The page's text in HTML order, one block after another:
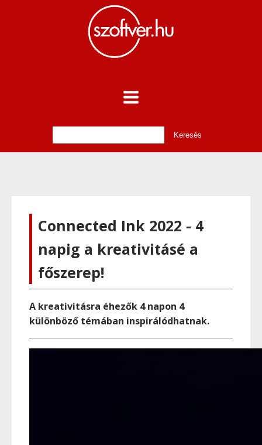
Connected Ink 2022 - 4
napig a kreativitásé a
főszerep!
A kreativitásra éhezők 4 napon 4
különböző témában inspirálódhatnak.